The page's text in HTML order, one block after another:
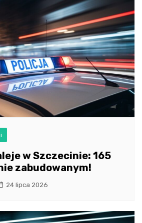
w Szczecinie: 165
zabudowanym!
24 lipca 2026